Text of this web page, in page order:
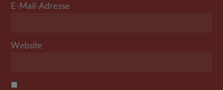
E-Mail-Adresse
Website